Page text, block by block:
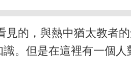
見的，與熱中猶太教者
。但是在這裡有一個